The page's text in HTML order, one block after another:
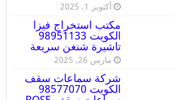
أكتوبر 1, 2025
مكتب استخراج فيزا
الكويت 98951133
تاشيرة شنغن سريعة
مارس 26, 2025
شركة سماعات سقف
الكويت 98577070